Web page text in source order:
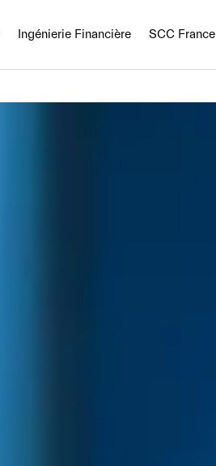
Ingénierie Financière SCC France